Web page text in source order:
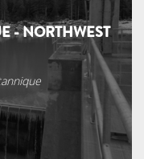
- NORTHWEST